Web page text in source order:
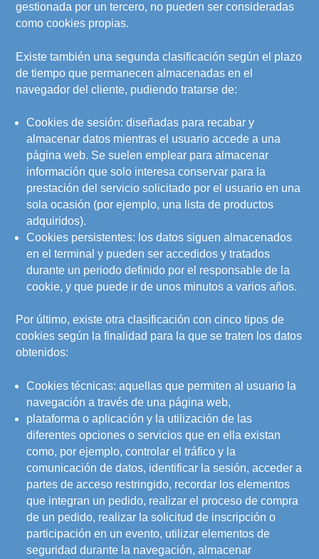
gestionada por un tercero, no pueden ser consideradas
como cookies propias.
Existe también una segunda clasificación según el plazo
de tiempo que permanecen almacenadas en el
navegador del cliente, pudiendo tratarse de:
Cookies de sesión: diseñadas para recabar y
almacenar datos mientras el usuario accede a una
página web. Se suelen emplear para almacenar
información que solo interesa conservar para la
prestación del servicio solicitado por el usuario en una
sola ocasión (por ejemplo, una lista de productos
adquiridos).
Cookies persistentes: los datos siguen almacenados
en el terminal y pueden ser accedidos y tratados
durante un periodo definido por el responsable de la
cookie, y que puede ir de unos minutos a varios años.
Por último, existe otra clasificación con cinco tipos de
cookies según la finalidad para la que se traten los datos
obtenidos:
Cookies técnicas: aquellas que permiten al usuario la
navegación a través de una página web,
plataforma o aplicación y la utilización de las
diferentes opciones o servicios que en ella existan
como, por ejemplo, controlar el tráfico y la
comunicación de datos, identificar la sesión, acceder a
partes de acceso restringido, recordar los elementos
que integran un pedido, realizar el proceso de compra
de un pedido, realizar la solicitud de inscripción o
participación en un evento, utilizar elementos de
seguridad durante la navegación, almacenar